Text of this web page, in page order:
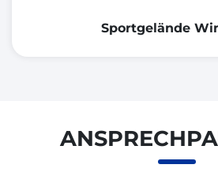
Sportgelände